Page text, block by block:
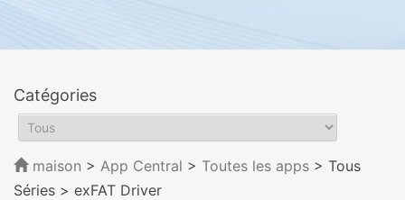
Catégories
maison > App Central > Toutes les apps > Tous
Séries > exFAT Driver